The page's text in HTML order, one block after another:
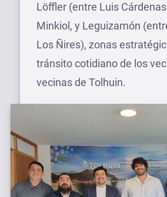
Löffler (entre Luis
Minkiol, y Leguizamón
Los Ñires), zonas
tránsito cotidiano de los
vecinas de Tolhuin.